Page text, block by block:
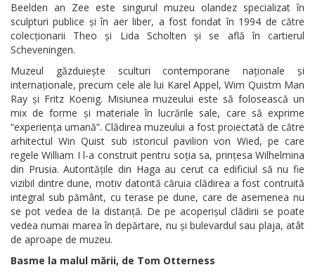
Beelden an Zee este singurul muzeu olandez specializat în
sculpturi publice și în aer liber, a fost fondat în 1994 de către
colecționarii Theo și Lida Scholten și se află în cartierul
Scheveningen.
Muzeul găzduiește sculturi contemporane naționale și
internaționale, precum cele ale lui Karel Appel, Wim Quistm Man
Ray și Fritz Koenig. Misiunea muzeului este să folosească un
mix de forme și materiale în lucrările sale, care să exprime
“experiența umană”. Clădirea muzeului a fost proiectată de către
arhitectul Win Quist sub istoricul pavilion von Wied, pe care
regele William I l-a construit pentru soția sa, prințesa Wilhelmina
din Prusia. Autoritățile din Haga au cerut ca edificiul să nu fie
vizibil dintre dune, motiv datorită căruia clădirea a fost contruită
integral sub pământ, cu terase pe dune, care de asemenea nu
se pot vedea de la distanță. De pe acoperișul clădirii se poate
vedea numai marea în depărtare, nu și bulevardul sau plaja, atât
de aproape de muzeu.
Basme la malul mării, de Tom Otterness